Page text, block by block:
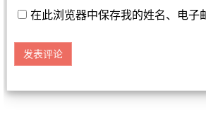
在此浏览器中保存我的姓名、电子